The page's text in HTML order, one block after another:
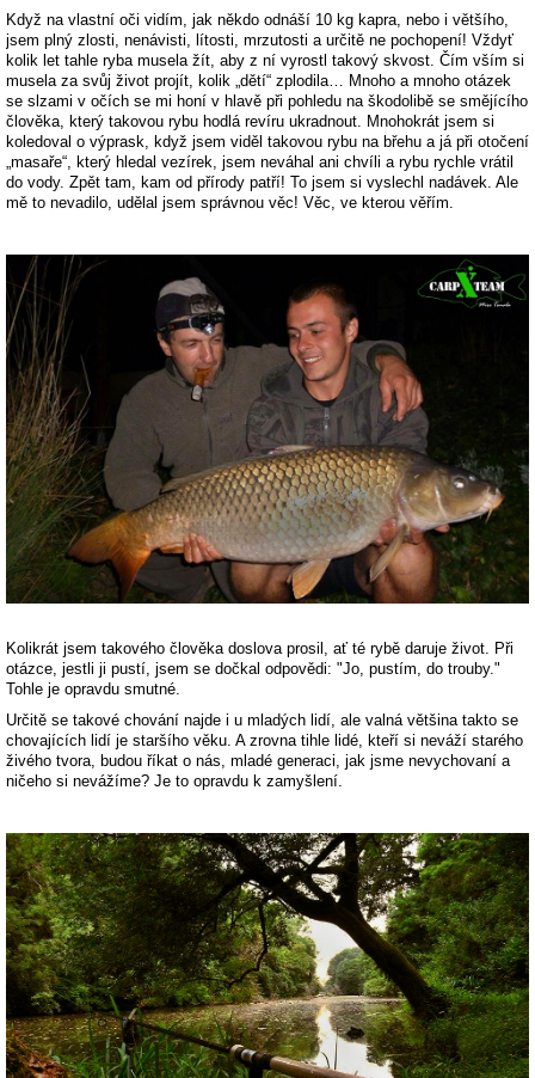
Když na vlastní oči vidím, jak někdo odnáší 10 kg kapra, nebo i většího,
jsem plný zlosti, nenávisti, lítosti, mrzutosti a určitě ne pochopení! Vždyť
kolik let tahle ryba musela žít, aby z ní vyrostl takový skvost. Čím vším si
musela za svůj život projít, kolik „dětí“ zplodila… Mnoho a mnoho otázek
se slzami v očích se mi honí v hlavě při pohledu na škodolibě se smějícího
člověka, který takovou rybu hodlá revíru ukradnout. Mnohokrát jsem si
koledoval o výprask, když jsem viděl takovou rybu na břehu a já při otočení
„masaře“, který hledal vezírek, jsem neváhal ani chvíli a rybu rychle vrátil
do vody. Zpět tam, kam od přírody patří! To jsem si vyslechl nadávek. Ale
mě to nevadilo, udělal jsem správnou věc! Věc, ve kterou věřím.
Kolikrát jsem takového člověka doslova prosil, ať té rybě daruje život. Při
otázce, jestli ji pustí, jsem se dočkal odpovědi: "Jo, pustím, do trouby."
Tohle je opravdu smutné.
Určitě se takové chování najde i u mladých lidí, ale valná většina takto se
chovajících lidí je staršího věku. A zrovna tihle lidé, kteří si neváží starého
živého tvora, budou říkat o nás, mladé generaci, jak jsme nevychovaní a
ničeho si nevážíme? Je to opravdu k zamyšlení.